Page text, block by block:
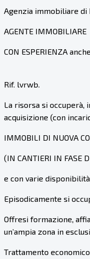
Agenzia immobiliare di
AGENTE IMMOBILIARE
CON ESPERIENZA
Rif. lvrwb.
La risorsa si occuperà,
acquisizione (con
IMMOBILI DI NUOVA
(IN CANTIERI IN FASE
e con varie
Episodicamente si
Offresi formazione,
un’ampia zona in
Trattamento